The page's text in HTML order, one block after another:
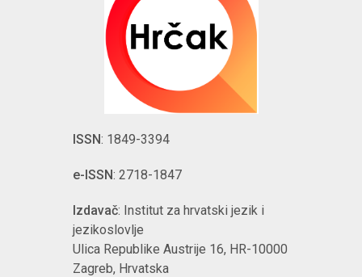
ISSN: 1849-3394
e-ISSN: 2718-1847
Izdavač: Institut za hrvatski jezik i
jezikoslovlje
Ulica Republike Austrije 16, HR-10000
Zagreb, Hrvatska